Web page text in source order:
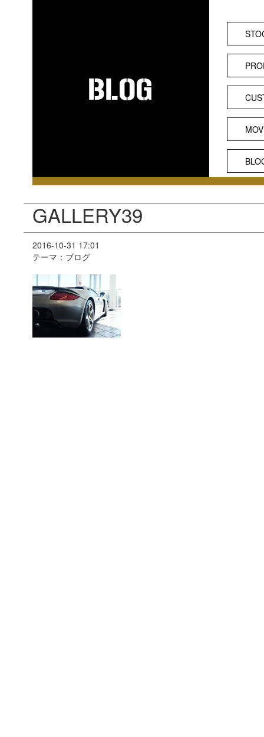
GALLERY39
2016-10-31 17:01
テーマ：ブログ